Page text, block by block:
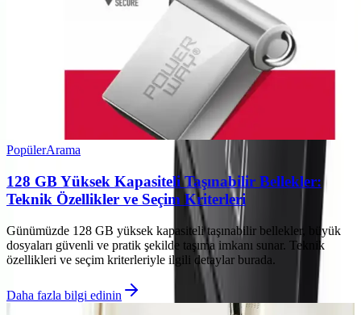
PopülerArama
128 GB Yüksek Kapasiteli Taşınabilir Bellekler:
Teknik Özellikler ve Seçim Kriterleri
Günümüzde 128 GB yüksek kapasiteli taşınabilir bellekler, büyük
dosyaları güvenli ve pratik şekilde taşıma imkanı sunar. Teknik
özellikleri ve seçim kriterleriyle ilgili detaylar burada.
Daha fazla bilgi edinin